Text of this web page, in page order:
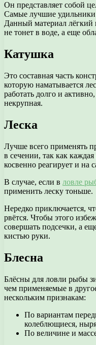
Он представляет собой
Самые лучшие удильники
Данный материал лёгкий
не тонет в воде, а еще
Катушка
Это составная часть
которую наматывается
работать долго и
некрупная.
Леска
Лучше всего применять
в сечении, так как
косвенно реагирует и на
В случае, если в ловле
применить леску тоньше.
Нередко приключается,
рвётся. Чтобы этого
совершать подсечки, а
кистью руки.
Блесна
Блёсны для ловли рыбы
чем применяемые в
нескольким признакам:
По вариантам
колеблющиеся,
По величине и